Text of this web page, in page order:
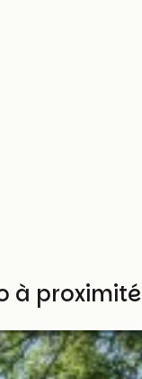
à proximité